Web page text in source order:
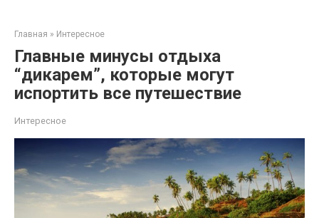
контенту
Главная » Интересное
Главные минусы отдыха
“дикарем”, которые могут
испортить все путешествие
Интересное